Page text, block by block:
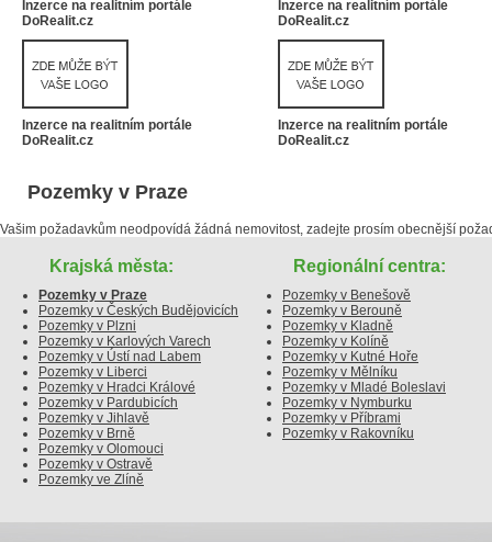
Inzerce na realitním portále
DoRealit.cz
Inzerce na realitním portále
DoRealit.cz
Inzerce na realitním portále
DoRealit.cz
Inzerce na realitním portále
DoRealit.cz
Pozemky v Praze
Vašim požadavkům neodpovídá žádná nemovitost, zadejte prosím obecnější
Krajská města:
Pozemky v Praze
Pozemky v Českých Budějovicích
Pozemky v Plzni
Pozemky v Karlových Varech
Pozemky v Ústí nad Labem
Pozemky v Liberci
Pozemky v Hradci Králové
Pozemky v Pardubicích
Pozemky v Jihlavě
Pozemky v Brně
Pozemky v Olomouci
Pozemky v Ostravě
Pozemky ve Zlíně
Regionální centra:
Pozemky v Benešově
Pozemky v Berouně
Pozemky v Kladně
Pozemky v Kolíně
Pozemky v Kutné Hoře
Pozemky v Mělníku
Pozemky v Mladé Boleslavi
Pozemky v Nymburku
Pozemky v Příbrami
Pozemky v Rakovníku